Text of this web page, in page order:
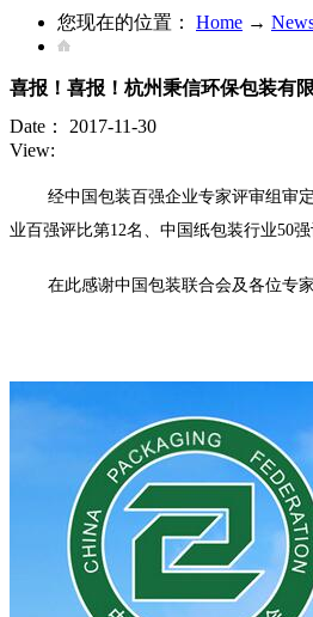
您现在的位置： Home →
喜报！喜报！杭州秉信环保包装有
Date：
2017-11-30
View:
经中国包装百强企业专家评审组审
业百强评比第12名、中国纸包装行业50强
在此感谢中国包装联合会及各位专